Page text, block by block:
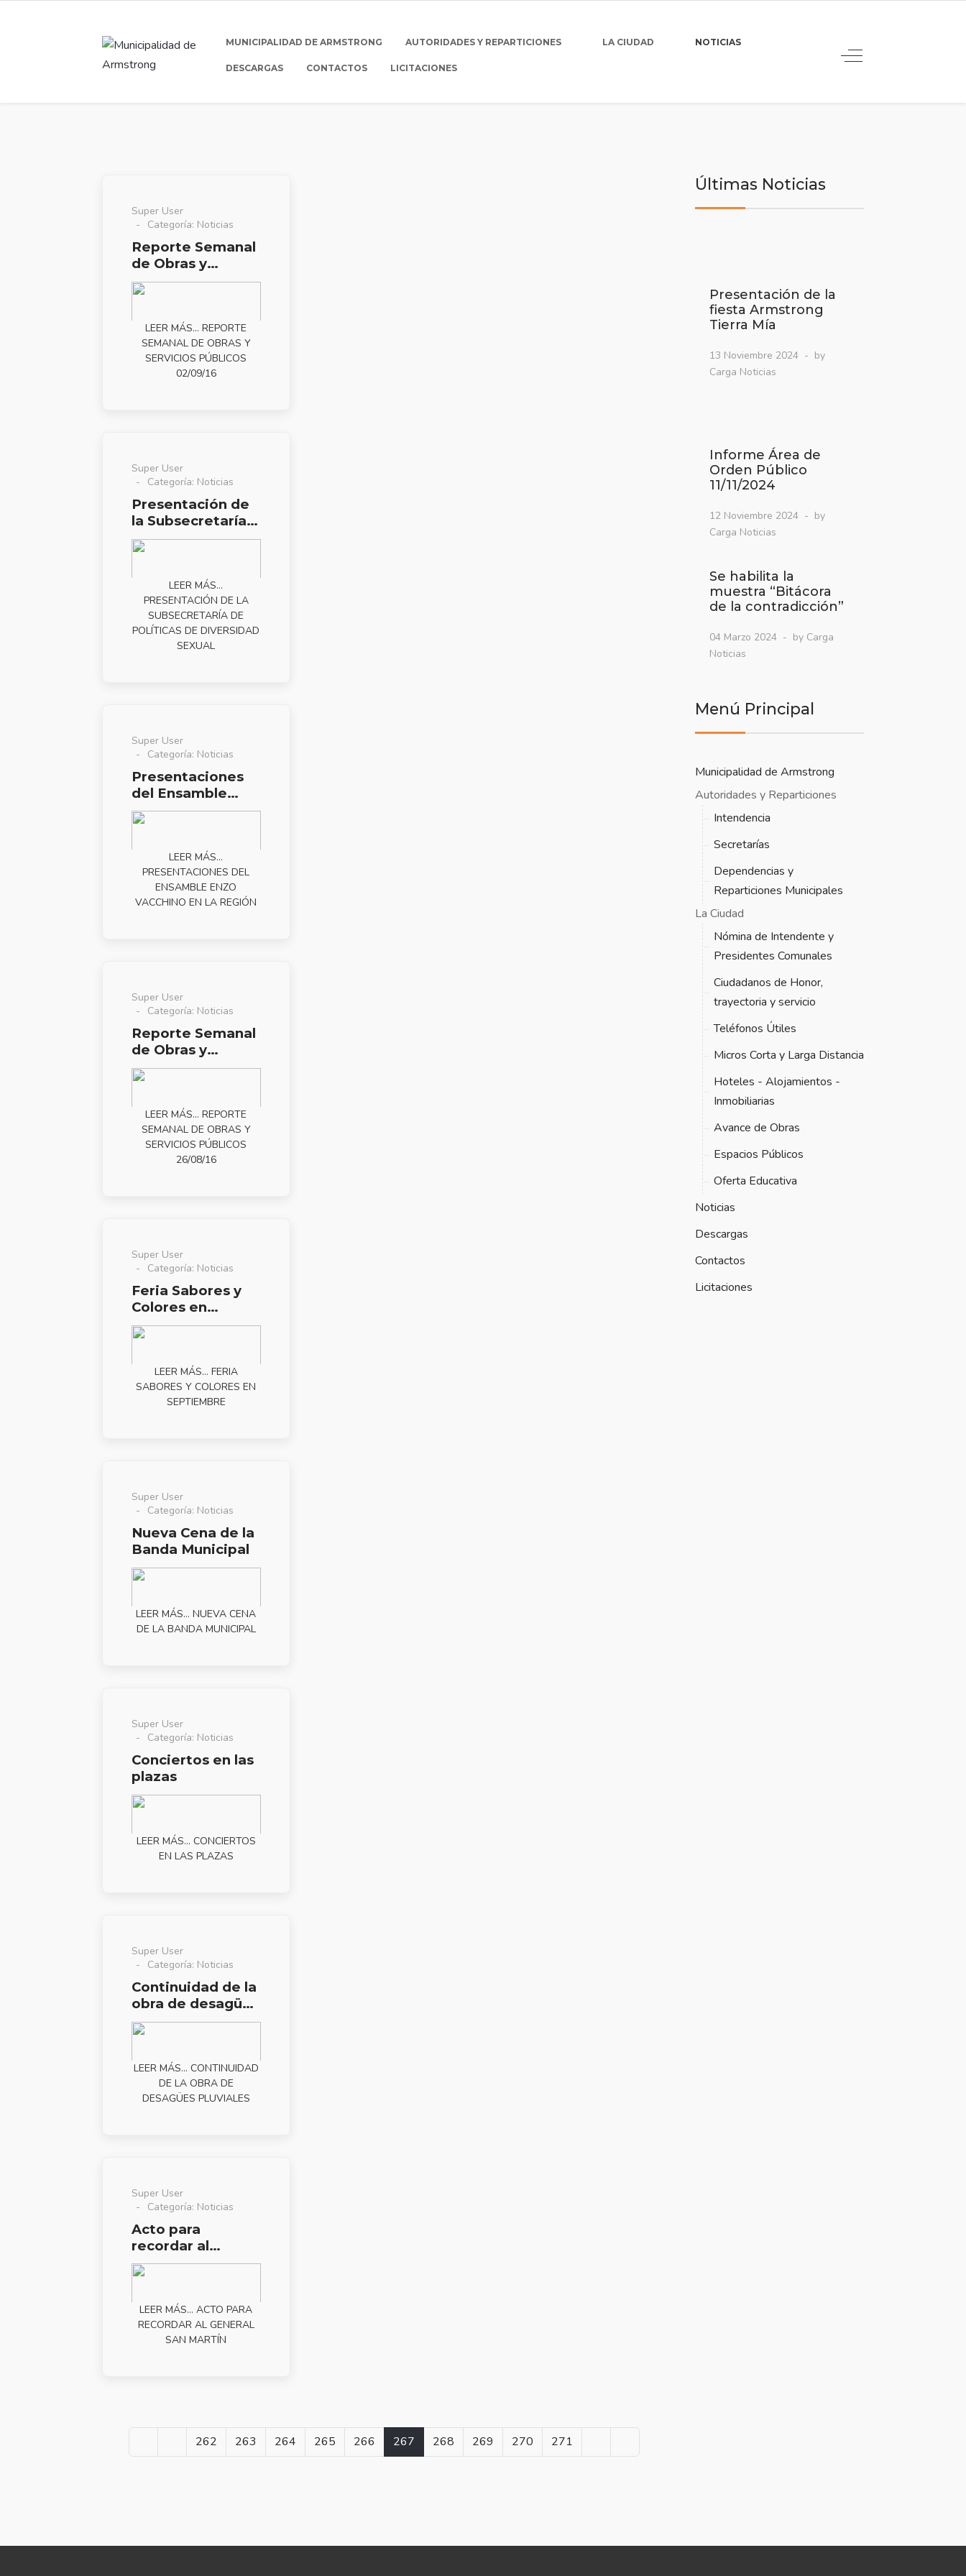
MUNICIPALIDAD DE ARMSTRONG AUTORIDADES Y REPARTICIONES LA CIUDAD NOTICIAS
DESCARGAS CONTACTOS LICITACIONES
Super User
Categoría: Noticias
Reporte Semanal
de Obras y
Servicios Públicos
02/09/16
LEER MÁS… REPORTE
SEMANAL DE OBRAS Y
SERVICIOS PÚBLICOS
02/09/16
Super User
Categoría: Noticias
Presentación de
la Subsecretaría
de Políticas de
Diversidad Sexual
LEER MÁS…
PRESENTACIÓN DE LA
SUBSECRETARÍA DE
POLÍTICAS DE DIVERSIDAD
SEXUAL
Super User
Categoría: Noticias
Presentaciones
del Ensamble
Enzo Vacchino en
la región
LEER MÁS…
PRESENTACIONES DEL
ENSAMBLE ENZO
VACCHINO EN LA REGIÓN
Super User
Categoría: Noticias
Reporte Semanal
de Obras y
Servicios Públicos
26/08/16
LEER MÁS… REPORTE
SEMANAL DE OBRAS Y
SERVICIOS PÚBLICOS
26/08/16
Super User
Categoría: Noticias
Feria Sabores y
Colores en
septiembre
LEER MÁS… FERIA
SABORES Y COLORES EN
SEPTIEMBRE
Super User
Categoría: Noticias
Nueva Cena de la
Banda Municipal
LEER MÁS… NUEVA CENA
DE LA BANDA MUNICIPAL
Super User
Categoría: Noticias
Conciertos en las
plazas
LEER MÁS… CONCIERTOS
EN LAS PLAZAS
Super User
Categoría: Noticias
Continuidad de la
obra de desagües
pluviales
LEER MÁS… CONTINUIDAD
DE LA OBRA DE
DESAGÜES PLUVIALES
Super User
Categoría: Noticias
Acto para
recordar al
General San
Martín
LEER MÁS… ACTO PARA
RECORDAR AL GENERAL
SAN MARTÍN
262 263 264 265 266 267 268 269 270 271
Últimas Noticias
Presentación de la
fiesta Armstrong
Tierra Mía
13 Noviembre 2024
by
Carga Noticias
Informe Área de
Orden Público
11/11/2024
12 Noviembre 2024
by
Carga Noticias
Se habilita la
muestra “Bitácora
de la contradicción”
04 Marzo 2024
by Carga
Noticias
Menú Principal
Municipalidad de Armstrong
Autoridades y Reparticiones
Intendencia
Secretarías
Dependencias y
Reparticiones Municipales
La Ciudad
Nómina de Intendente y
Presidentes Comunales
Ciudadanos de Honor,
trayectoria y servicio
Teléfonos Útiles
Micros Corta y Larga Distancia
Hoteles - Alojamientos -
Inmobiliarias
Avance de Obras
Espacios Públicos
Oferta Educativa
Noticias
Descargas
Contactos
Licitaciones